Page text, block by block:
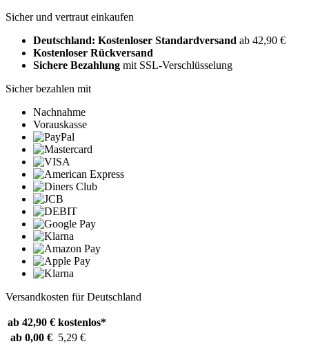
Sicher und vertraut einkaufen
Deutschland: Kostenloser Standardversand ab 42,90 €
Kostenloser Rückversand
Sichere Bezahlung mit SSL-Verschlüsselung
Sicher bezahlen mit
Nachnahme
Vorauskasse
Versandkosten für Deutschland
ab 42,90 € kostenlos*
ab 0,00 € 5,29 €